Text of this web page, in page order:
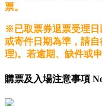
票。
※已取票券退票受理日
或寄件日期為準，請
理)。若逾期、缺件或
購票及入場注意事項